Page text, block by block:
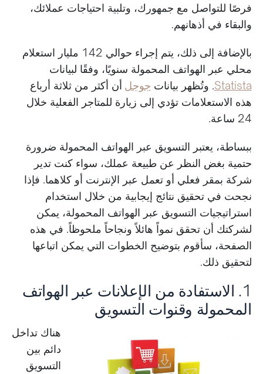
فرصًا للتواصل مع جمهورك، وتلبية احتياجات عملائك،
والبقاء في أذهانهم.
بالإضافة إلى ذلك، يتم إجراء حوالي 142 مليار استعلام
محلي عبر الهواتف المحمولة سنويًا، وفقًا لبيانات
Statista. وتُظهر بيانات جوجل أن أكثر من ثلاثة أرباع
هذه الاستعلامات تؤدي إلى زيارة للمتاجر الفعلية خلال
24 ساعة.
ببساطة، يعتبر التسويق عبر الهواتف المحمولة ضرورة
حتمية بغض النظر عن طبيعة عملك، سواء كنت تدير
شركة بمقر فعلي أو تعمل عبر الإنترنت أو كلاهما. فإذا
نجحت في تحقيق نتائج إيجابية من خلال استخدام
استراتيجيات التسويق عبر الهواتف المحمولة، يمكن
لشركتك أن تحقق نمواً هائلاً ونجاحاً ملحوظاً. في هذه
الصفحة، سأقوم بتوضيح الخطوات التي يمكن اتباعها
لتحقيق ذلك.
1. الاستفادة من الإعلانات عبر الهواتف
المحمولة وقنوات التسويق
هناك تداخل
دائم بين
التسويق